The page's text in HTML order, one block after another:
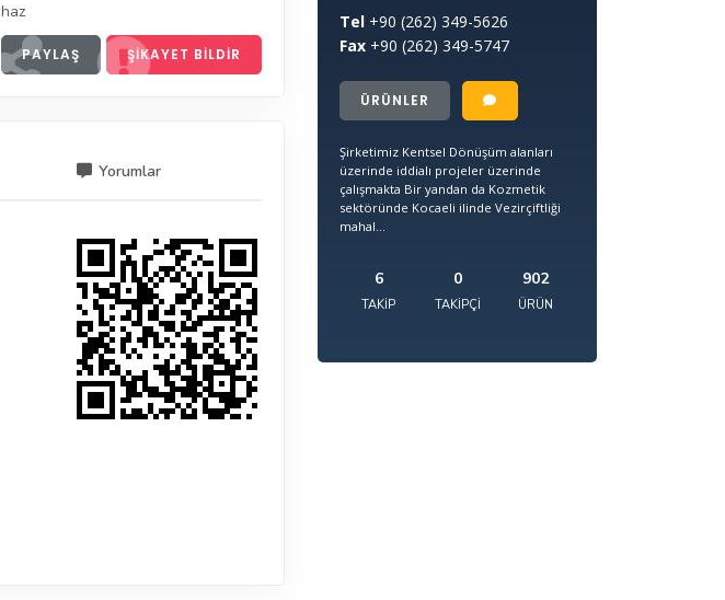
haz
PAYLAŞ ŞIKAYET BILDIR
Yorumlar
Tel +90 (262) 349-5626
Fax +90 (262) 349-5747
ÜRÜNLER
Şirketimiz Kentsel Dönüşüm alanları
üzerinde iddialı projeler üzerinde
çalışmakta Bir yandan da Kozmetik
sektöründe Kocaeli ilinde Vezirçiftliği
mahal...
6
TAKIP
0
TAKIPÇI
902
ÜRÜN